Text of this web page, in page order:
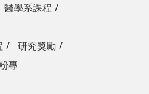
醫學系課程
研究獎勵
專